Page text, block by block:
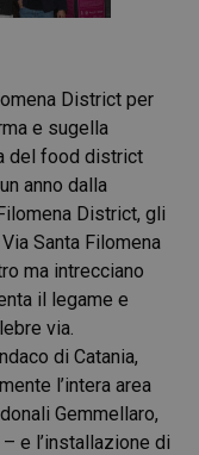
District per
e sugella
del food district
anno dalla
District, gli
Santa Filomena
ma intrecciano
il legame e
via.
di Catania,
l’intera area
Gemmellaro,
e l’installazione di